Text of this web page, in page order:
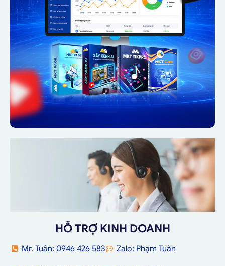
HỖ TRỢ KINH DOANH
Mr. Tuân: 0946 426 583 Zalo: Phạm Tuân